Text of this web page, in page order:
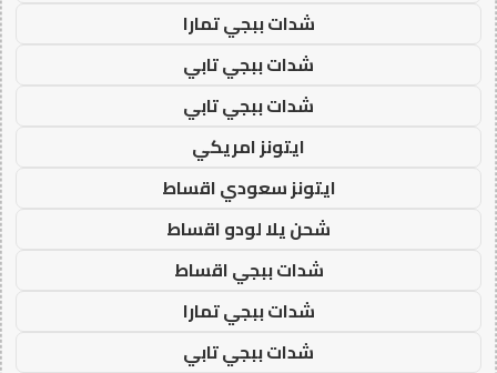
شدات ببجي تمارا
شدات ببجي تابي
شدات ببجي تابي
ايتونز امريكي
ايتونز سعودي اقساط
شحن يلا لودو اقساط
شدات ببجي اقساط
شدات ببجي تمارا
شدات ببجي تابي